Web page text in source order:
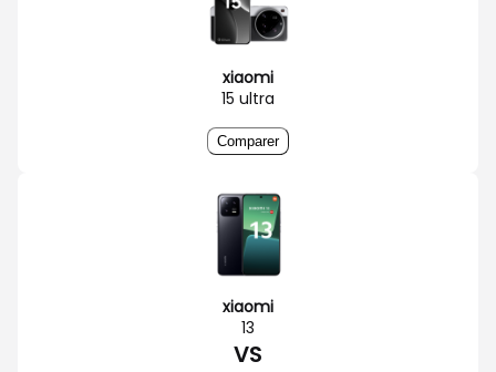
xiaomi
15 ultra
Comparer
xiaomi
13
VS